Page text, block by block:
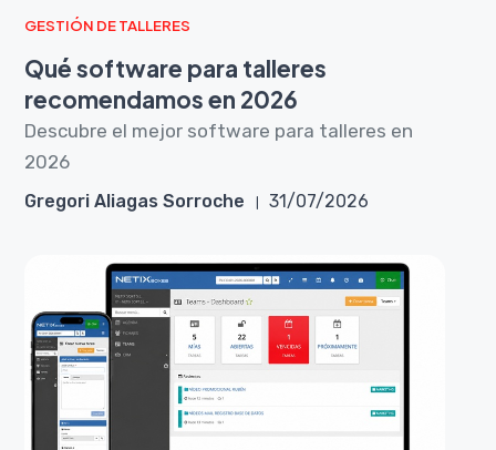
GESTIÓN DE TALLERES
Qué software para talleres
recomendamos en 2026
Descubre el mejor software para talleres en
2026
Gregori Aliagas Sorroche 31/07/2026